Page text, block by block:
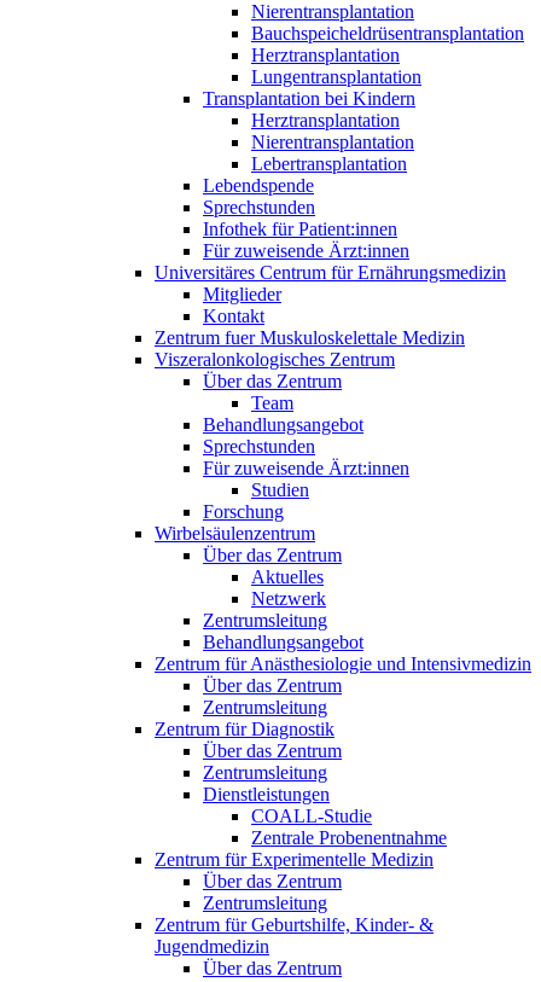
Nierentransplantation
Bauchspeicheldrüsentransplantation
Herztransplantation
Lungentransplantation
Transplantation bei Kindern
Herztransplantation
Nierentransplantation
Lebertransplantation
Lebendspende
Sprechstunden
Infothek für Patient:innen
Für zuweisende Ärzt:innen
Universitäres Centrum für Ernährungsmedizin
Mitglieder
Kontakt
Zentrum fuer Muskuloskelettale Medizin
Viszeral­onkologisches Zentrum
Über das Zentrum
Team
Behandlungsangebot
Sprechstunden
Für zuweisende Ärzt:innen
Studien
Forschung
Wirbelsäulenzentrum
Über das Zentrum
Aktuelles
Netzwerk
Zentrumsleitung
Behandlungsangebot
Zentrum für Anästhesiologie und Intensivmedizin
Über das Zentrum
Zentrumsleitung
Zentrum für Diagnostik
Über das Zentrum
Zentrumsleitung
Dienstleistungen
COALL-Studie
Zentrale Probenentnahme
Zentrum für Experimentelle Medizin
Über das Zentrum
Zentrumsleitung
Zentrum für Geburtshilfe, Kinder- &
Jugendmedizin
Über das Zentrum